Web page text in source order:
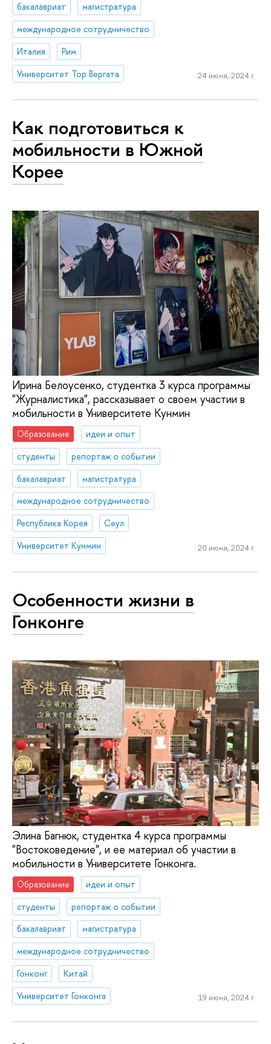
бакалавриат
магистратура
международное сотрудничество
Италия
Рим
Университет Тор Вергата
24 июня, 2024 г.
Как подготовиться к
мобильности в Южной
Корее
Ирина Белоусенко, студентка 3 курса программы
"Журналистика", рассказывает о своем участии в
мобильности в Университете Кунмин
Образование
идеи и опыт
студенты
репортаж о событии
бакалавриат
магистратура
международное сотрудничество
Республика Корея
Сеул
Университет Кунмин
20 июня, 2024 г.
Особенности жизни в
Гонконге
Элина Багнюк, студентка 4 курса программы
"Востоковедение", и ее материал об участии в
мобильности в Университете Гонконга.
Образование
идеи и опыт
студенты
репортаж о событии
бакалавриат
магистратура
международное сотрудничество
Гонконг
Китай
Университет Гонконга
19 июня, 2024 г.